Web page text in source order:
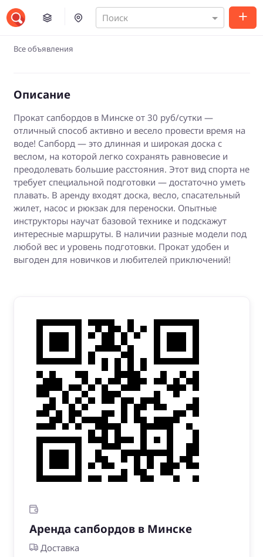
Поиск
Все объявления
Описание
Прокат сапбордов в Минске от 30 руб/сутки —
отличный способ активно и весело провести время на
воде! Сапборд — это длинная и широкая доска с
веслом, на которой легко сохранять равновесие и
преодолевать большие расстояния. Этот вид спорта не
требует специальной подготовки — достаточно уметь
плавать. В аренду входят доска, весло, спасательный
жилет, насос и рюкзак для переноски. Опытные
инструкторы научат базовой технике и подскажут
интересные маршруты. В наличии разные модели под
любой вес и уровень подготовки. Прокат удобен и
выгоден для новичков и любителей приключений!
Аренда сапбордов в Минске
Доставка